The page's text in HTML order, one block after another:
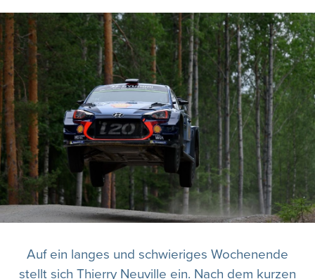
Auf ein langes und schwieriges Wochenende
stellt sich Thierry Neuville ein. Nach dem kurzen